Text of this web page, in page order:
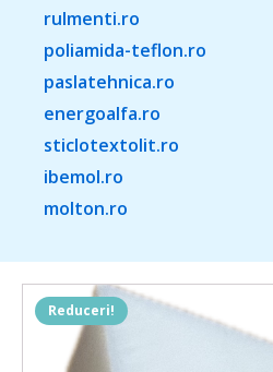
rulmenti.ro
poliamida-teflon.ro
paslatehnica.ro
energoalfa.ro
sticlotextolit.ro
ibemol.ro
molton.ro
Reduceri!